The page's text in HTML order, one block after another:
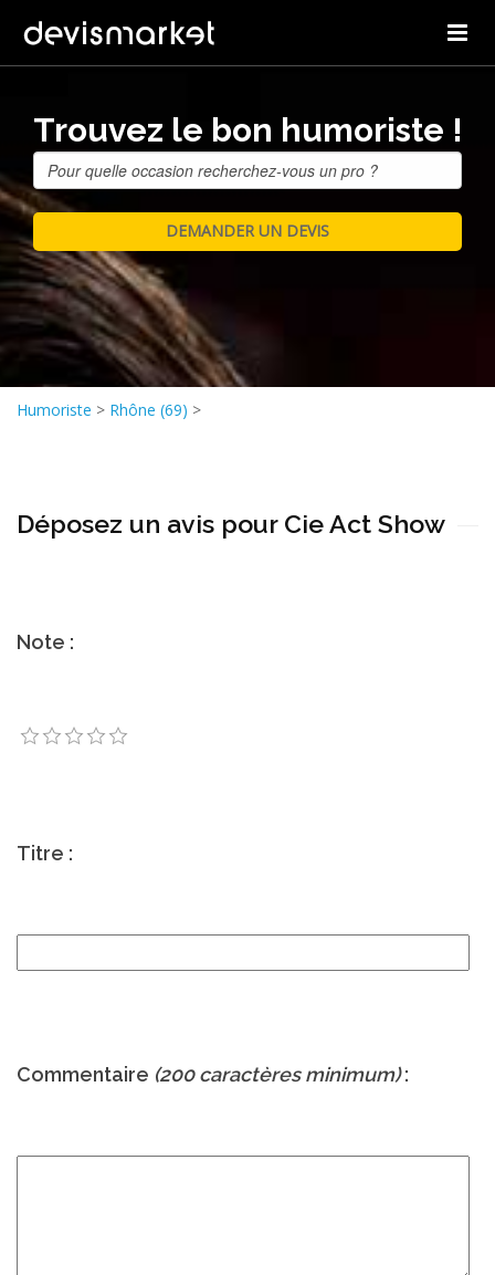
Trouvez le bon humoriste !
Humoriste > Rhône (69) >
Déposez un avis pour Cie Act Show
Note :
Titre :
Commentaire (200 caractères minimum):